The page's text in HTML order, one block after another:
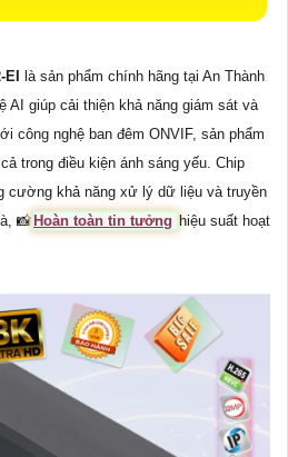
EI
là sản phẩm chính hãng tại An Thành
AI giúp cải thiện khả năng giám sát và
công nghệ ban đêm ONVIF, sản phẩm
trong điều kiện ánh sáng yếu. Chip
cường khả năng xử lý dữ liệu và truyền
📸 Hoàn toàn tin tưởng hiệu suất hoạt